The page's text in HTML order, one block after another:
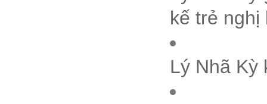
kế trẻ
Lý Nhã Kỳ